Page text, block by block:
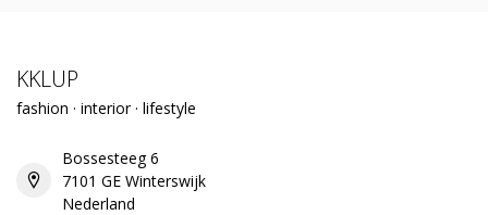
KKLUP
fashion · interior · lifestyle
Bossesteeg 6
7101 GE Winterswijk
Nederland